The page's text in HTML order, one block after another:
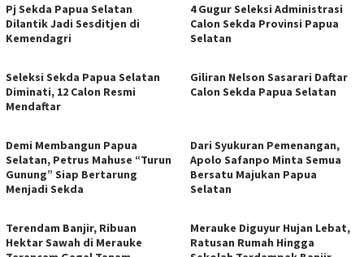
Pj Sekda Papua Selatan
Dilantik Jadi Sesditjen di
Kemendagri
4 Gugur Seleksi Administrasi
Calon Sekda Provinsi Papua
Selatan
Seleksi Sekda Papua Selatan
Diminati, 12 Calon Resmi
Mendaftar
Giliran Nelson Sasarari Daftar
Calon Sekda Papua Selatan
Demi Membangun Papua
Selatan, Petrus Mahuse “Turun
Gunung” Siap Bertarung
Menjadi Sekda
Dari Syukuran Pemenangan,
Apolo Safanpo Minta Semua
Bersatu Majukan Papua
Selatan
Terendam Banjir, Ribuan
Hektar Sawah di Merauke
Merauke Diguyur Hujan Lebat,
Ratusan Rumah Hingga